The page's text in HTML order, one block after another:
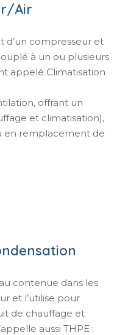
Air
d’un compresseur et
à un ou plusieurs
appelé Climatisation
offrant un
et climatisation),
en remplacement de
contenue dans les
et l’utilise pour
de chauffage et
aussi THPE :